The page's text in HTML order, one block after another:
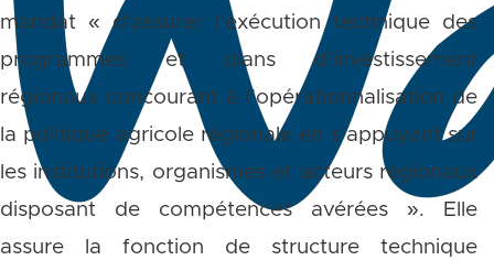
mandat « d’assurer l’exécution technique des
programmes et plans d’investissement
régionaux concourant à l’opérationnalisation de
la politique agricole régionale en s’appuyant sur
les institutions, organismes et acteurs régionaux
disposant de compétences avérées ». Elle
assure la fonction de structure technique